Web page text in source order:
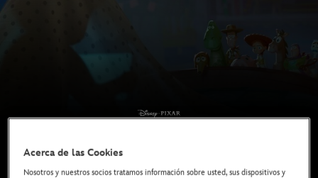
Acerca de las Cookies
Nosotros y nuestros socios tratamos información sobre usted, sus dispositivos y